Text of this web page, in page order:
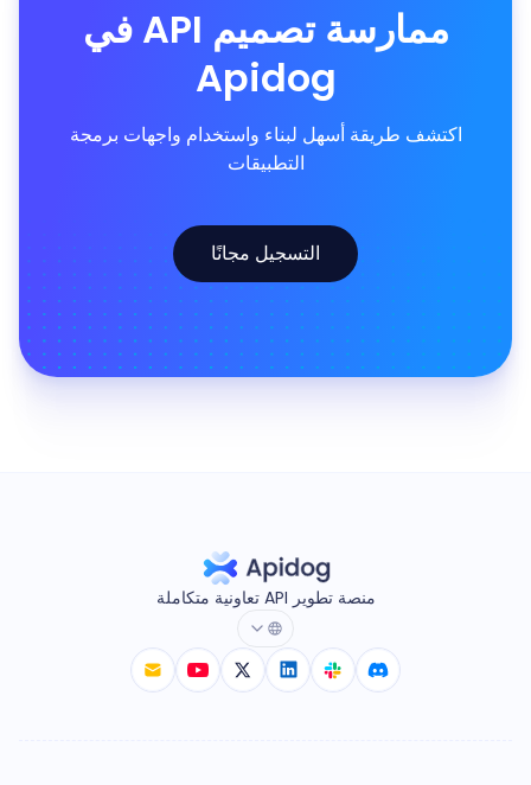
ممارسة تصميم API في
Apidog
اكتشف طريقة أسهل لبناء واستخدام واجهات برمجة
التطبيقات
التسجيل مجانًا
منصة تطوير API تعاونية متكاملة